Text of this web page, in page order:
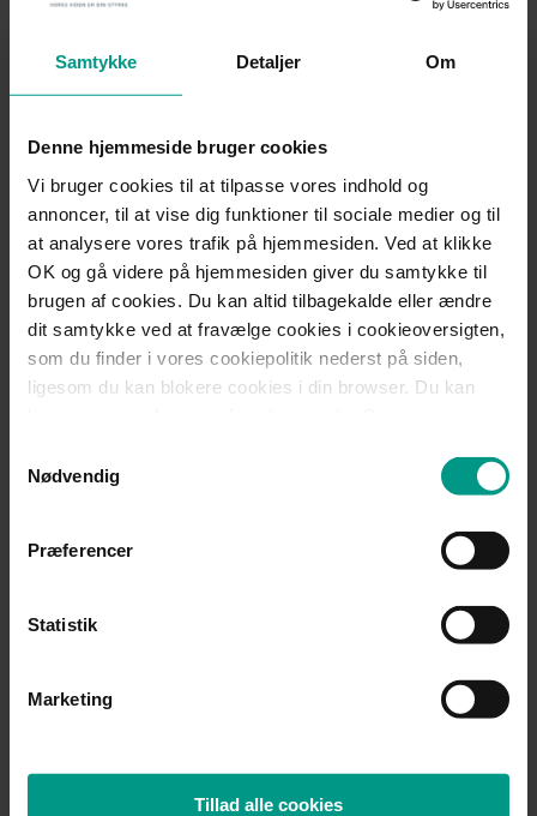
Samtykke Detaljer Om
Denne hjemmeside bruger cookies
Vi bruger cookies til at tilpasse vores indhold og
annoncer, til at vise dig funktioner til sociale medier og til
at analysere vores trafik på hjemmesiden. Ved at klikke
OK og gå videre på hjemmesiden giver du samtykke til
brugen af cookies. Du kan altid tilbagekalde eller ændre
dit samtykke ved at fravælge cookies i cookieoversigten,
som du finder i vores cookiepolitik nederst på siden,
ligesom du kan blokere cookies i din browser. Du kan
behandling af personoplysninger.
Nødvendig
Præferencer
Statistik
Marketing
Tillad alle cookies
knap 160 medarbejdere, der med deres høje faglighed og
indgående branchekendskab udgør kernen i vores forretning.
muligt at skabe værdi for vores kunder hver dag. Derfor vil vi
fortsat fokusere på at forstå vores kunders behov,
udfordringer og mål, så vi kan levere skræddersyede
løsninger, der gør en reel forskel,” udtaler han.
For yderligere information kontakt Casper Gammelgaard på
telefon +45 5199 9039, Karsten Madsen på telefon +45 4063
1202 eller Birgitte Pedersen på telefon +45 2215 1172.
Mobil:+45 5199 9039
cga@70151000.dk
Advokat (H), Ejerpartner